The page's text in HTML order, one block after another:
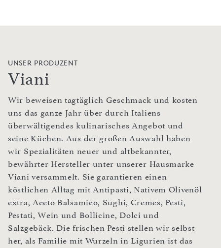
UNSER PRODUZENT
Viani
Wir beweisen tagtäglich Geschmack und kosten
uns das ganze Jahr über durch Italiens
überwältigendes kulinarisches Angebot und
seine Küchen. Aus der großen Auswahl haben
wir Spezialitäten neuer und altbekannter,
bewährter Hersteller unter unserer Hausmarke
Viani versammelt. Sie garantieren einen
köstlichen Alltag mit Antipasti, Nativem Olivenöl
extra, Aceto Balsamico, Sughi, Cremes, Pesti,
Pestati, Wein und Bollicine, Dolci und
Salzgebäck. Die frischen Pesti stellen wir selbst
her, als Familie mit Wurzeln in Ligurien ist das